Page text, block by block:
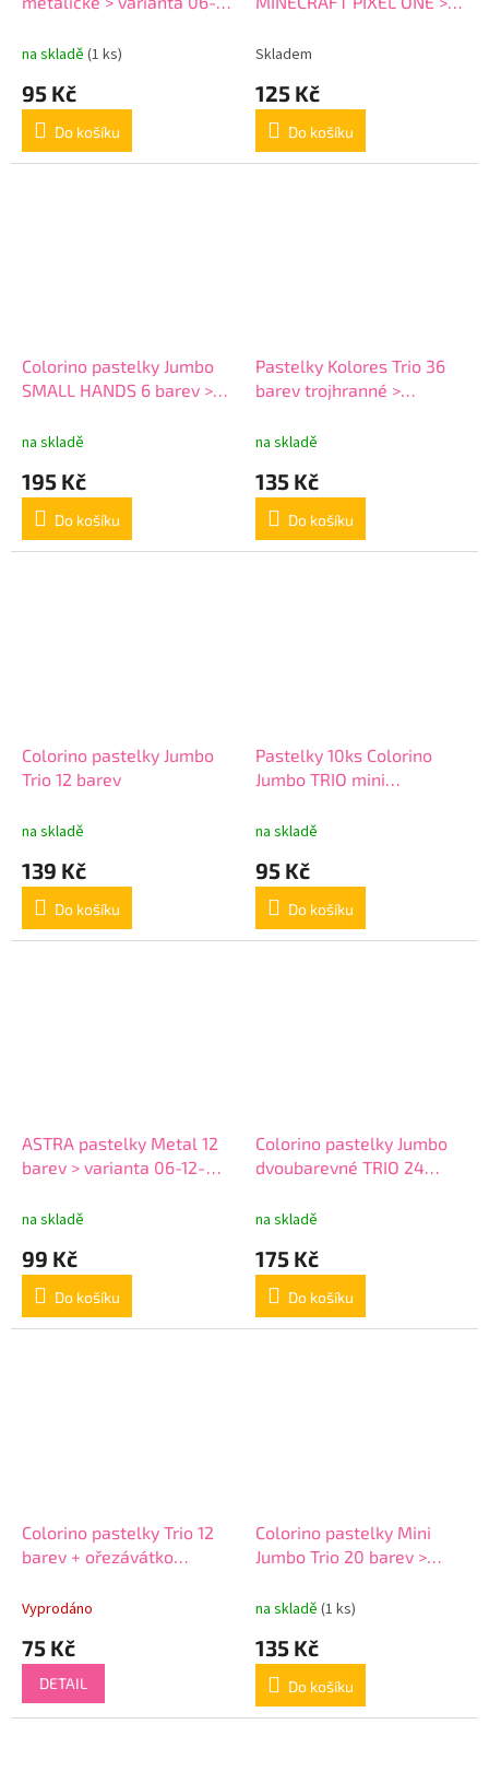
na skladě (1 ks)
95 Kč
Do košíku
Skladem
125 Kč
Do košíku
Colorino pastelky Jumbo
SMALL HANDS 6 barev >
na skladě
195 Kč
Do košíku
Pastelky Kolores Trio 36
barev trojhranné >
Kores
na skladě
135 Kč
Do košíku
Colorino pastelky Jumbo
Trio 12 barev
na skladě
139 Kč
Do košíku
Pastelky 10ks Colorino
Jumbo TRIO mini
10-trojhranné mini
na skladě
95 Kč
Do košíku
ASTRA pastelky Metal 12
barev > varianta 06-12-
na skladě
99 Kč
Do košíku
Colorino pastelky Jumbo
dvoubarevné TRIO 24
jumbo
na skladě
175 Kč
Do košíku
Colorino pastelky Trio 12
barev + ořezávátko
12-trojhranné
Vyprodáno
75 Kč
DETAIL
Colorino pastelky Mini
Jumbo Trio 20 barev >
mini
na skladě (1 ks)
135 Kč
Do košíku